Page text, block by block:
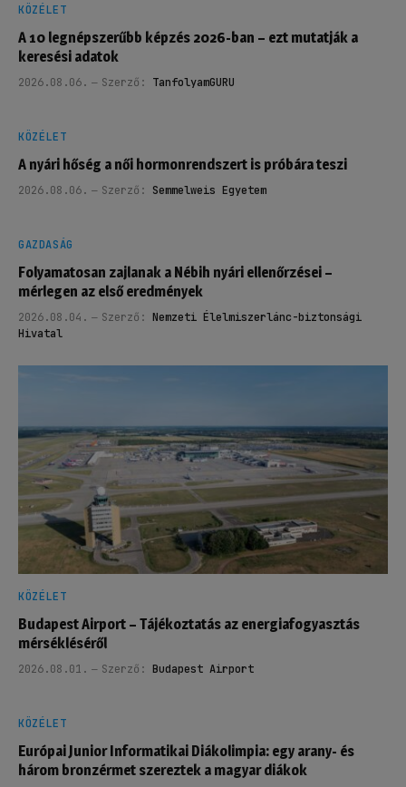
KÖZÉLET
A 10 legnépszerűbb képzés 2026-ban – ezt mutatják a
keresési adatok
2026.08.06. Szerző: TanfolyamGURU
KÖZÉLET
A nyári hőség a női hormonrendszert is próbára teszi
2026.08.06. Szerző: Semmelweis Egyetem
GAZDASÁG
Folyamatosan zajlanak a Nébih nyári ellenőrzései –
mérlegen az első eredmények
2026.08.04. Szerző: Nemzeti Élelmiszerlánc-biztonsági
Hivatal
KÖZÉLET
Budapest Airport – Tájékoztatás az energiafogyasztás
mérsékléséről
2026.08.01. Szerző: Budapest Airport
KÖZÉLET
Európai Junior Informatikai Diákolimpia: egy arany- és
három bronzérmet szereztek a magyar diákok